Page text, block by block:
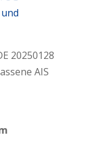
20250128
AIS